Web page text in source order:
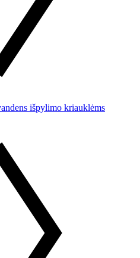
išpylimo kriauklėms